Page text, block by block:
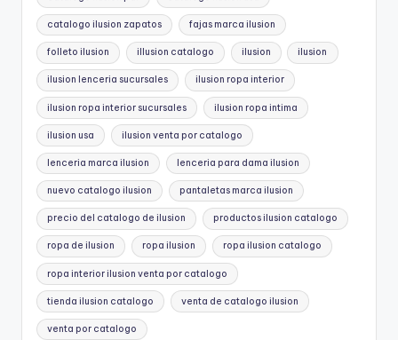
catalogo ilusion zapatos fajas marca ilusion
folleto ilusion illusion catalogo ilusion ilusion
ilusion lenceria sucursales ilusion ropa interior
ilusion ropa interior sucursales ilusion ropa intima
ilusion usa ilusion venta por catalogo
lenceria marca ilusion lenceria para dama ilusion
nuevo catalogo ilusion pantaletas marca ilusion
precio del catalogo de ilusion productos ilusion catalogo
ropa de ilusion ropa ilusion ropa ilusion catalogo
ropa interior ilusion venta por catalogo
tienda ilusion catalogo venta de catalogo ilusion
venta por catalogo